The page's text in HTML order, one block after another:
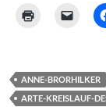
ANNE-BRORHILKER
ARTE-KREISLAUF-